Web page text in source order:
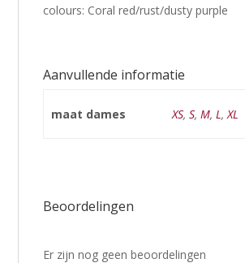
colours: Coral red/rust/dusty purple
Aanvullende informatie
maat dames XS, S, M, L,XL
Beoordelingen
Er zijn nog geen beoordelingen